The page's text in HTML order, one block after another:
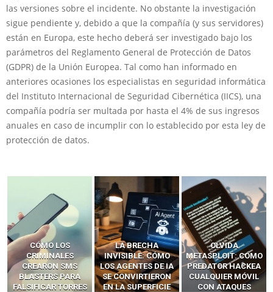
las versiones sobre el incidente. No obstante la investigación
sigue pendiente y, debido a que la compañía (y sus servidores)
están en Europa, este hecho deberá ser investigado bajo los
parámetros del Reglamento General de Protección de Datos
(GDPR) de la Unión Europea. Tal como han informado en
anteriores ocasiones los especialistas en seguridad informática
del Instituto Internacional de Seguridad Cibernética (IICS), una
compañía podría ser multada por hasta el 4% de sus ingresos
anuales en caso de incumplir con lo establecido por esta ley de
protección de datos.
LA BRECHA
INVISIBLE: CÓMO
LOS AGENTES DE IA
SE CONVIRTIERON
EN LA SUPERFICIE
OLVIDA
METASPLOIT: CÓMO
PREDATOR HACKEA
CUALQUIER MÓVIL
CON ATAQUES
CÓMO LOS HACKERS
INTERCEPTAN OTPS
Y LLAMADAS
MÓVILES SIN
‘HACKEAR’ — EL